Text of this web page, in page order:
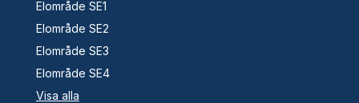
Elområde SE1
Elområde SE2
Elområde SE3
Elområde SE4
Visa alla